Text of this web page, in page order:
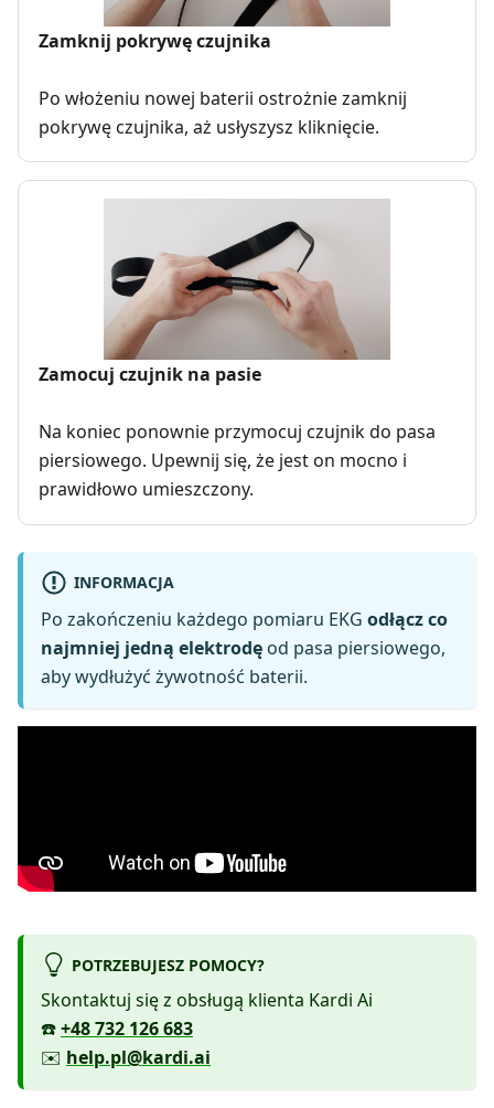
Zamknij pokrywę czujnika
Po włożeniu nowej baterii ostrożnie zamknij
pokrywę czujnika, aż usłyszysz kliknięcie.
Zamocuj czujnik na pasie
Na koniec ponownie przymocuj czujnik do pasa
piersiowego. Upewnij się, że jest on mocno i
prawidłowo umieszczony.
INFORMACJA
Po zakończeniu każdego pomiaru EKG odłącz co
najmniej jedną elektrodę od pasa piersiowego,
aby wydłużyć żywotność baterii.
POTRZEBUJESZ POMOCY?
Skontaktuj się z obsługą klienta Kardi Ai
☎️+48 732 126 683
✉️ help.pl@kardi.ai